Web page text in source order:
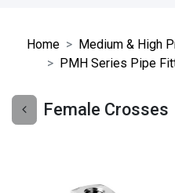
Home
Medium & High
PMH Series Pipe
Female Crosses